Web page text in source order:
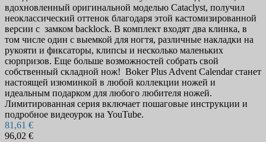
вдохновленный оригинальной моделью Cataclyst, получил
неоклассический оттенок благодаря этой кастомизированной
версии с замком backlock. В комплект входят два клинка, в
том числе один с выемкой для ногтя, различные накладки на
рукояти и фиксаторы, клипсы и несколько маленьких
сюрпризов. Еще больше возможностей собрать свой
собственный складной нож! Boker Plus Advent Calendar станет
настоящей изюминкой в ​​любой коллекции ножей и
идеальным подарком для любого любителя ножей.
Лимитированная серия включает пошаговые инструкции и
подробное видеоурок на YouTube.
81,61 €
96,02 €